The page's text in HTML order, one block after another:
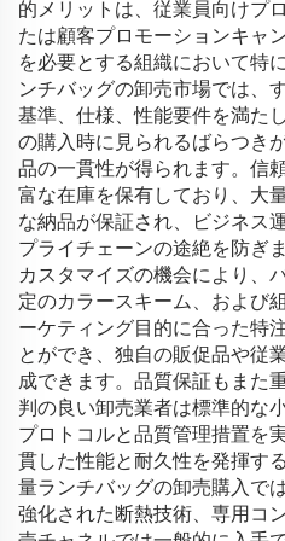
的メリットは、従業員向けプ
たは顧客プロモーションキャ
を必要とする組織において特
ンチバッグの卸売市場では、
基準、仕様、性能要件を満た
の購入時に見られるばらつき
品の一貫性が得られます。信
富な在庫を保有しており、大
な納品が保証され、ビジネス
プライチェーンの途絶を防ぎ
カスタマイズの機会により、
定のカラースキーム、および
ーケティング目的に合った特
とができ、独自の販促品や従
成できます。品質保証もまた
判の良い卸売業者は標準的な
プロトコルと品質管理措置を
貫した性能と耐久性を発揮す
量ランチバッグの卸売購入で
強化された断熱技術、専用コ